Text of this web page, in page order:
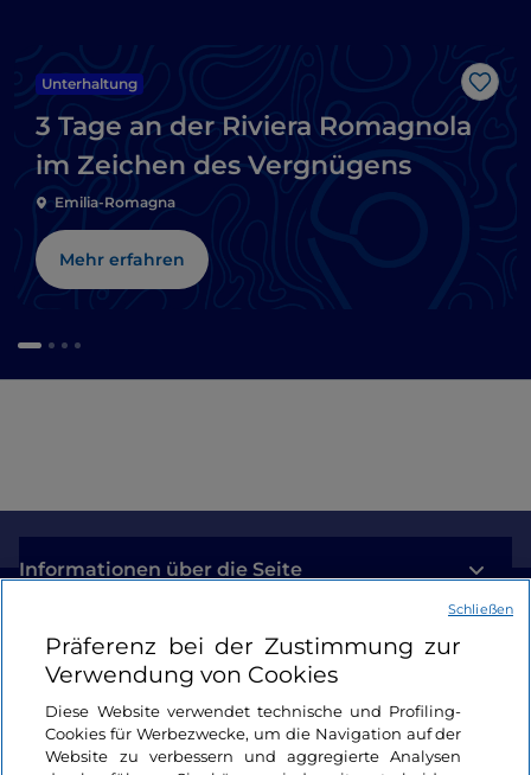
Like
Unterhaltung
3 Tage an der Riviera Romagnola
im Zeichen des Vergnügens
Emilia-Romagna
Mehr erfahren
Informationen über die Seite
Nützliche Links
Login
Bleiben wir in Kontakt
Präferenz bei der Zustimmung zur
Verwendung von Cookies
Diese Website verwendet technische und Profiling-
Cookies für Werbezwecke, um die Navigation auf der
Website zu verbessern und aggregierte Analysen
Schließen